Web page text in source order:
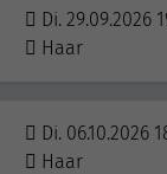
Di. 29.09.2026
Haar
Di. 06.10.2026
Haar